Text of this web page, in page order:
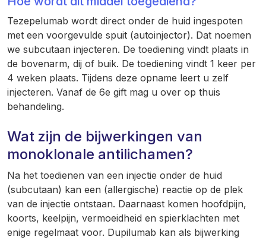
Tezepelumab wordt direct onder de huid ingespoten
met een voorgevulde spuit (autoinjector). Dat noemen
we subcutaan injecteren. De toediening vindt plaats in
de bovenarm, dij of buik. De toediening vindt 1 keer per
4 weken plaats. Tijdens deze opname leert u zelf
injecteren. Vanaf de 6e gift mag u over op thuis
behandeling.
Wat zijn de bijwerkingen van
monoklonale antilichamen?
Na het toedienen van een injectie onder de huid
(subcutaan) kan een (allergische) reactie op de plek
van de injectie ontstaan. Daarnaast komen hoofdpijn,
koorts, keelpijn, vermoeidheid en spierklachten met
enige regelmaat voor. Dupilumab kan als bijwerking